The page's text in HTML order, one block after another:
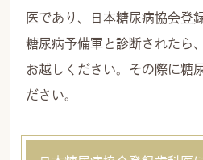
医であり、日本糖尿病協会登
糖尿病予備軍と診断されたら
お越しください。その際に糖
ださい。